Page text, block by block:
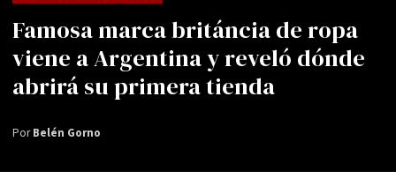
Famosa marca británcia de ropa
viene a Argentina y reveló dónde
abrirá su primera tienda
PorBelén Gorno